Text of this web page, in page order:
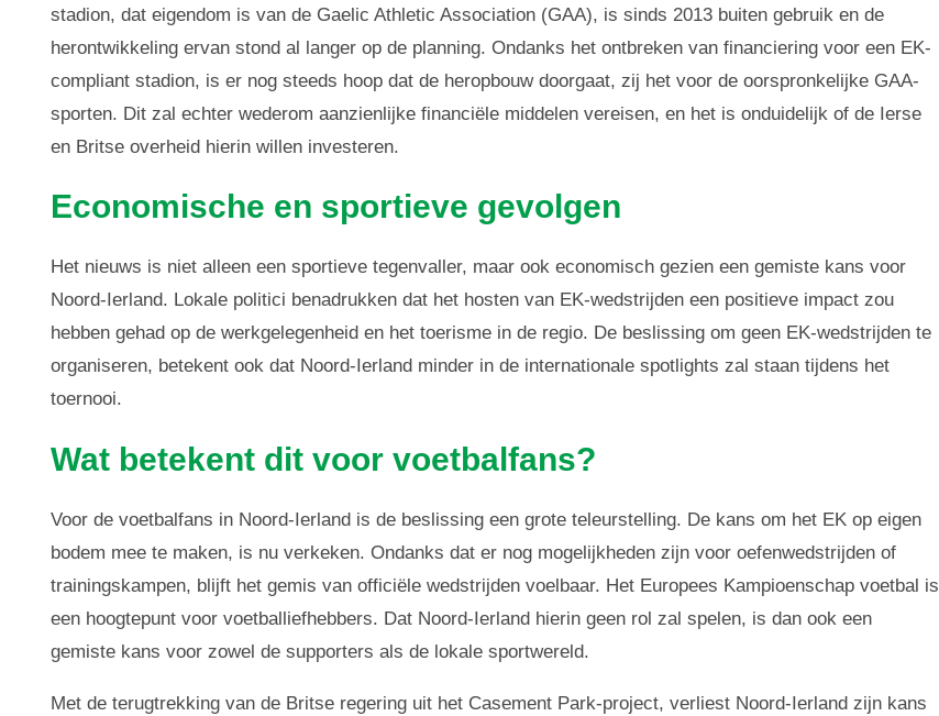
stadion, dat eigendom is van de Gaelic Athletic Association (GAA), is sinds 2013 buiten gebruik en de
herontwikkeling ervan stond al langer op de planning. Ondanks het ontbreken van financiering voor een EK-
compliant stadion, is er nog steeds hoop dat de heropbouw doorgaat, zij het voor de oorspronkelijke GAA-
sporten. Dit zal echter wederom aanzienlijke financiële middelen vereisen, en het is onduidelijk of de Ierse
en Britse overheid hierin willen investeren.
Economische en sportieve gevolgen
Het nieuws is niet alleen een sportieve tegenvaller, maar ook economisch gezien een gemiste kans voor
Noord-Ierland. Lokale politici benadrukken dat het hosten van EK-wedstrijden een positieve impact zou
hebben gehad op de werkgelegenheid en het toerisme in de regio. De beslissing om geen EK-wedstrijden te
organiseren, betekent ook dat Noord-Ierland minder in de internationale spotlights zal staan tijdens het
toernooi.
Wat betekent dit voor voetbalfans?
Voor de voetbalfans in Noord-Ierland is de beslissing een grote teleurstelling. De kans om het EK op eigen
bodem mee te maken, is nu verkeken. Ondanks dat er nog mogelijkheden zijn voor oefenwedstrijden of
trainingskampen, blijft het gemis van officiële wedstrijden voelbaar. Het Europees Kampioenschap voetbal is
een hoogtepunt voor voetballiefhebbers. Dat Noord-Ierland hierin geen rol zal spelen, is dan ook een
gemiste kans voor zowel de supporters als de lokale sportwereld.
Met de terugtrekking van de Britse regering uit het Casement Park-project, verliest Noord-Ierland zijn kans